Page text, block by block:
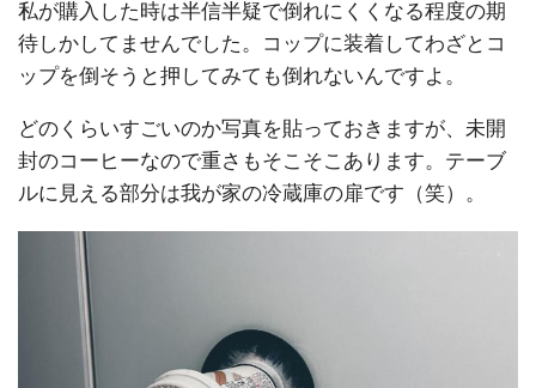
私が購入した時は半信半疑で倒れにくくなる程度の期
待しかしてませんでした。コップに装着してわざとコ
ップを倒そうと押してみても倒れないんですよ。
どのくらいすごいのか写真を貼っておきますが、未開
封のコーヒーなので重さもそこそこあります。テーブ
ルに見える部分は我が家の冷蔵庫の扉です（笑）。